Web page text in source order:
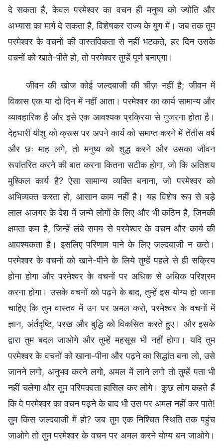
दे सकता है, केवल परमेश्वर का वचन ही मनुष्य को ज्योति और
अभ्यास का मार्ग दे सकता है, विशेषकर राज्य के युग में। जब तक तुम
परमेश्वर के वचनों की वास्तविकता से नहीं भटकते, हर दिन उसके
वचनों को खाते-पीते हो, तो परमेश्वर तुम्हें पूर्ण बनाएगा।
जीवन की खोज कोई जल्दबाजी की चीज़ नहीं है; जीवन में
विकास एक या दो दिन में नहीं आता। परमेश्वर का कार्य सामान्य और
व्यावहारिक है और इसे एक आवश्यक प्रक्रिया से गुजरना होता है।
देहधारी यीशु को क्रूस पर अपने कार्य को समाप्त करने में तेंतीस वर्ष
और छः माह लगे, तो मनुष्य को शुद्ध करने और उसका जीवन
रूपांतरित करने की बात करना कितना सटीक होगा, जो कि अतिशय
मुश्किल कार्य है? ऐसा सामान्य व्यक्ति बनाना, जो परमेश्वर को
अभिव्यक्त करता हो, आसान काम नहीं है। यह विशेष रूप से बड़े
लाल अजगर के देश में जन्मे लोगों के लिए और भी कठिन है, जिनकी
क्षमता कम है, जिन्हें लंबे समय से परमेश्वर के वचन और कार्य की
आवश्यकता है। इसलिए परिणाम पाने के लिए जल्दबाजी न करो।
परमेश्वर के वचनों को खाने-पीने के लिये तुम्हें पहले से ही सक्रिय
होना होगा और परमेश्वर के वचनों पर अधिक से अधिक परिश्रम
करना होगा। उसके वचनों को पढ़ने के बाद, तुम्हें इस योग्य हो जाना
चाहिए कि तुम वास्तव में उन पर अमल करो, परमेश्वर के वचनों में
ज्ञान, अंर्तदृष्टि, परख और बुद्धि को विकसित करते हुए। और इसके
द्वारा तुम बदल जाओगे और तुम्हें महसूस भी नहीं होगा। यदि तुम
परमेश्वर के वचनों को खाना-पीना और पढ़ने का सिद्धांत बना लो, उसे
जानने लगो, अनुभव करने लगो, अमल में लाने लगो तो तुम्हें पता भी
नहीं चलेगा और तुम परिपक्वता हासिल कर लोगे। कुछ लोग कहते हैं
कि वे परमेश्वर का वचन पढ़ने के बाद भी उस पर अमल नहीं कर पाते!
तुम किस जल्दबाजी में हो? जब तुम एक निश्चित स्थिति तक पहुंच
जाओगे तो तुम परमेश्वर के वचन पर अमल करने योग्य बन जाओगे।